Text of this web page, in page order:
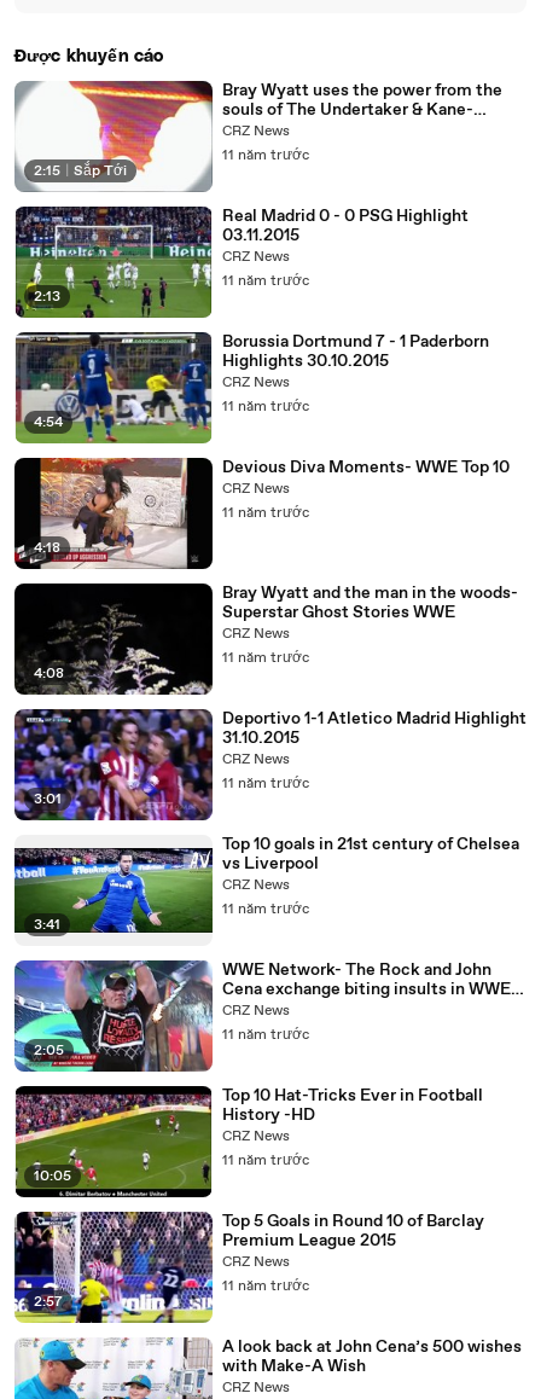
Được khuyến cáo
2:15 Sắp Tới
Bray Wyatt uses the power from the
souls of The Undertaker & Kane-
SmackDown, Nov. 5, 2015
CRZ News
11 năm trước
2:13
Real Madrid 0 - 0 PSG Highlight
03.11.2015
CRZ News
11 năm trước
4:54
Borussia Dortmund 7 - 1 Paderborn
Highlights 30.10.2015
CRZ News
11 năm trước
4:18
Devious Diva Moments- WWE Top 10
CRZ News
11 năm trước
4:08
Bray Wyatt and the man in the woods-
Superstar Ghost Stories WWE
CRZ News
11 năm trước
3:01
Deportivo 1-1 Atletico Madrid Highlight
31.10.2015
CRZ News
11 năm trước
3:41
Top 10 goals in 21st century of Chelsea
vs Liverpool
CRZ News
11 năm trước
2:05
WWE Network- The Rock and John
Cena exchange biting insults in WWE
Rivalries
CRZ News
11 năm trước
10:05
Top 10 Hat-Tricks Ever in Football
History -HD
CRZ News
11 năm trước
2:57
Top 5 Goals in Round 10 of Barclay
Premium League 2015
CRZ News
11 năm trước
A look back at John Cena’s 500 wishes
with Make-A Wish
CRZ News